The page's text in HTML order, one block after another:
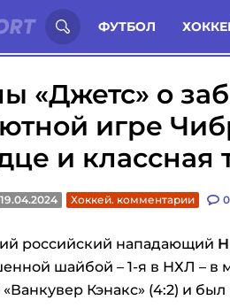
ФУТБОЛ
о спорте России: Статьи
«Джетс» о
игре
и классная
19.04.2024 Хоккей. комментарии 0
российский нападающий
шайбой – 1-я в НХЛ – в
Кэнакс» (4:2) и